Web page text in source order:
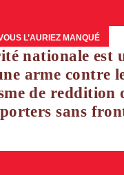
L’AURIEZ MANQUÉ
nationale est
arme contre
de reddition
sans